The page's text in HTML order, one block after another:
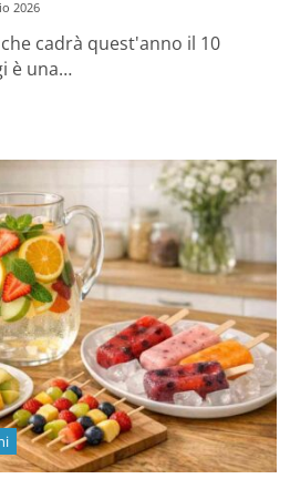
2026
cadrà quest'anno il 10
è una…